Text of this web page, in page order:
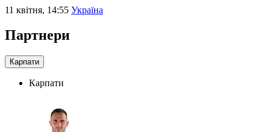
11 квітня, 14:55 Україна
Партнери
Карпати
Карпати